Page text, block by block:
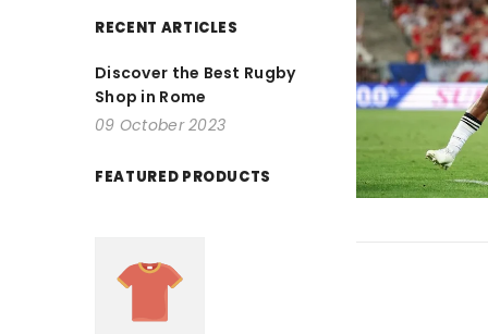
RECENT ARTICLES
Discover the Best Rugby
Shop in Rome
09 October 2023
FEATURED PRODUCTS